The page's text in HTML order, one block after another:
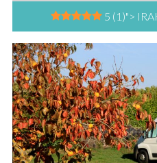
5 (1)">